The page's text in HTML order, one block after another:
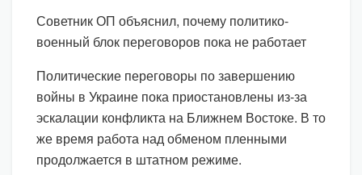
Советник ОП объяснил, почему политико-
военный блок переговоров пока не работает
Политические переговоры по завершению
войны в Украине пока приостановлены из-за
эскалации конфликта на Ближнем Востоке. В то
же время работа над обменом пленными
продолжается в штатном режиме.